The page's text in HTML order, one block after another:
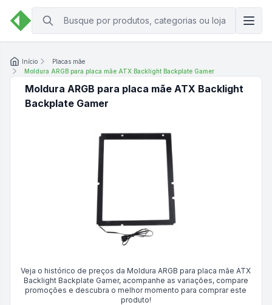
Início
Placas mãe
Moldura ARGB para placa mãe ATX Backlight Backplate Gamer
Moldura ARGB para placa mãe ATX Backlight
Backplate Gamer
Veja o histórico de preços daMoldura ARGB para placa mãe ATX
Backlight Backplate Gamer, acompanhe as variações, compare
promoções e descubra o melhor momento para comprar este
produto!